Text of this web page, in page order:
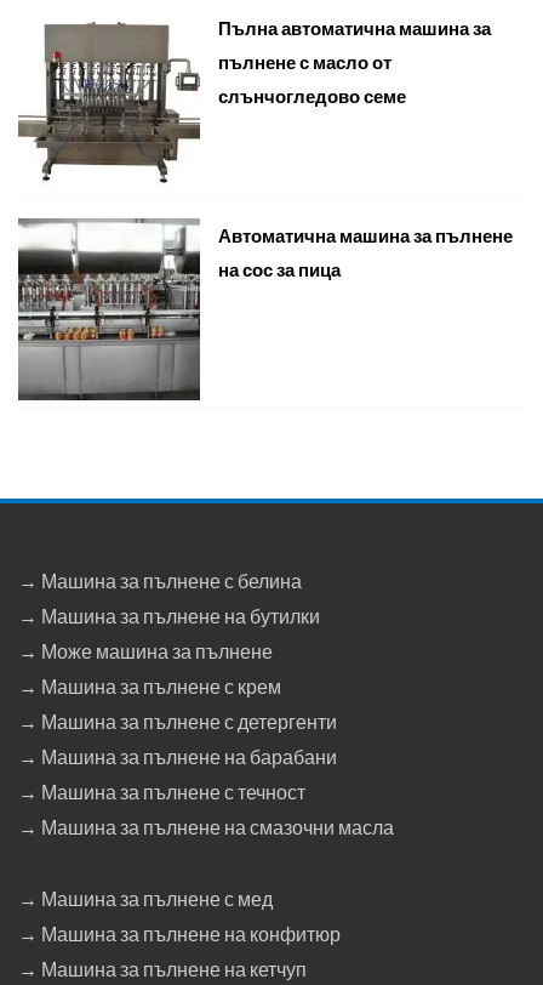
Пълна автоматична машина за
пълнене с масло от
слънчогледово семе
Автоматична машина за пълнене
на сос за пица
→ Машина за пълнене с белина
→ Машина за пълнене на бутилки
→ Може машина за пълнене
→ Машина за пълнене с крем
→ Машина за пълнене с детергенти
→ Машина за пълнене на барабани
→ Машина за пълнене с течност
→ Машина за пълнене на смазочни масла
→ Машина за пълнене с мед
→ Машина за пълнене на конфитюр
→ Машина за пълнене на кетчуп